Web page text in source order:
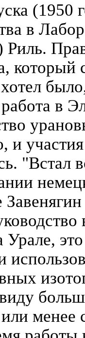
(1950
в
Риль.
который
хотел
в
и
"Встал
Урале,
менее